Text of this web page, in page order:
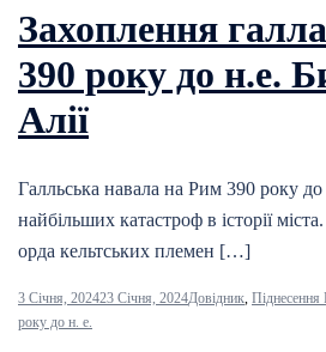
Захоплення
390 року до н.е.
Алії
Галльська навала на Рим 390 року
найбільших катастроф в історії
орда кельтських племен […]
3 Січня, 202423 Січня, 2024Довідник, Піднесення
року до н. е.